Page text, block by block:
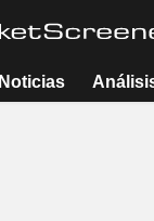
Noticias